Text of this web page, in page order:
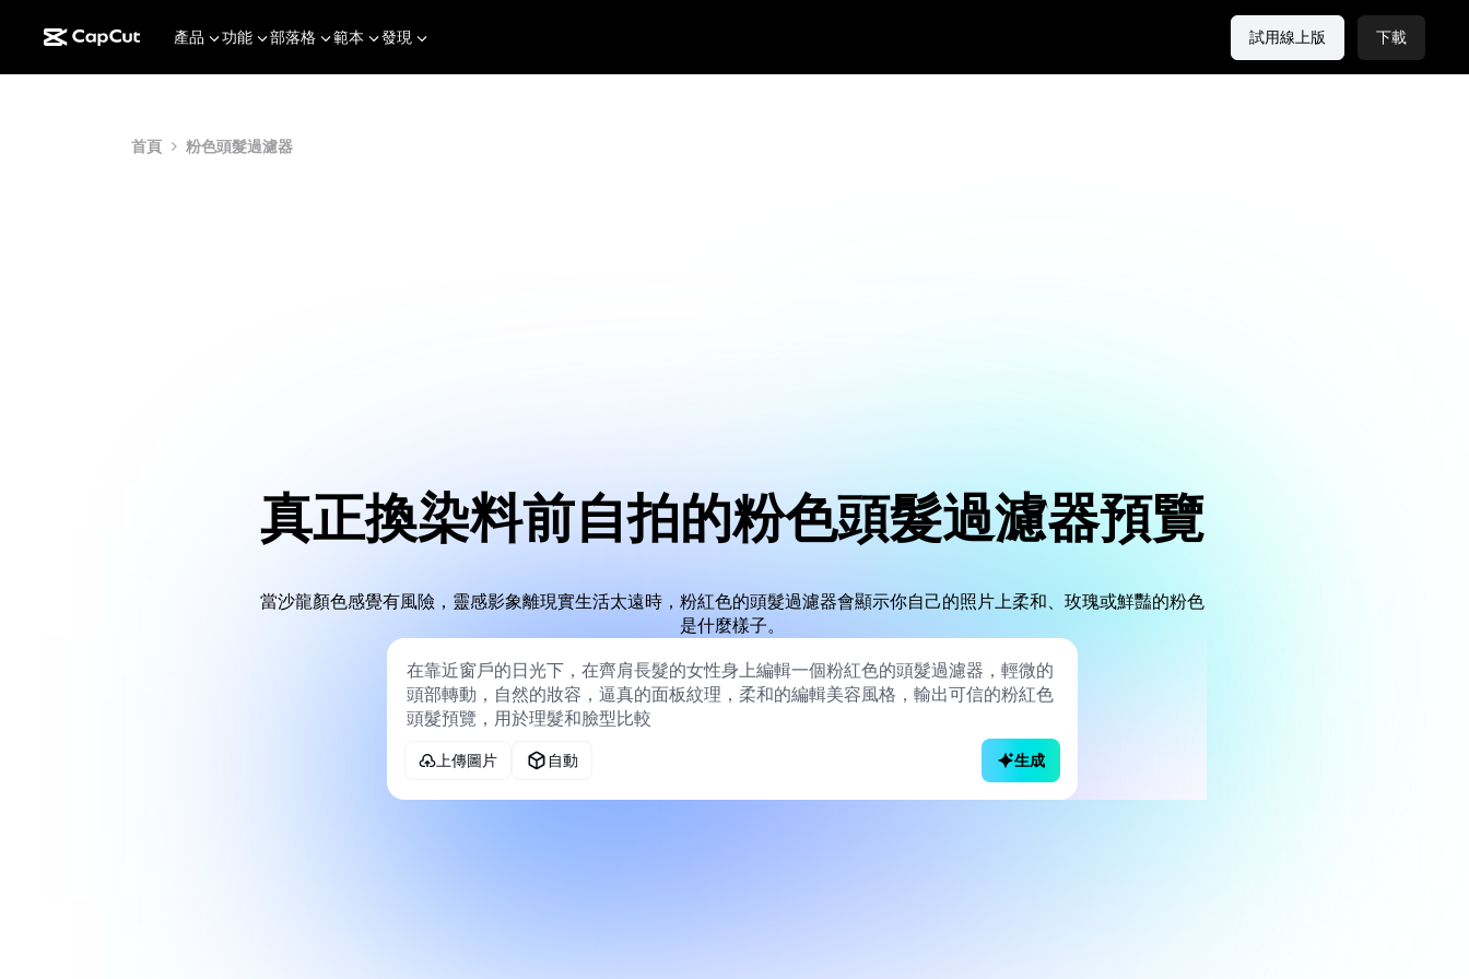
產品 功能 部落格 範本 發現 試用線上版 下載
首頁 粉色頭髮過濾器
真正換染料前自拍的粉色頭髮過濾器預覽
當沙龍顏色感覺有風險，靈感影象離現實生活太遠時，粉紅色的頭髮過濾器會顯示你自己的照片上柔和、玫瑰或鮮豔的粉色
是什麼樣子。
上傳圖片 自動 生成